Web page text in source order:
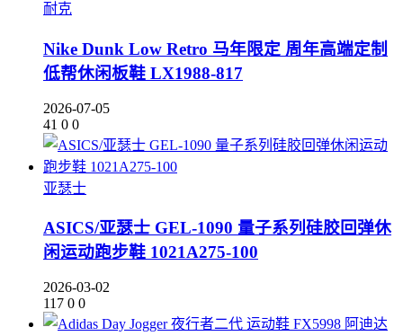
耐克
Nike Dunk Low Retro 马年限定 周年高端定制
低帮休闲板鞋 LX1988-817
2026-07-05
41 0 0
亚瑟士
ASICS/亚瑟士 GEL-1090 量子系列硅胶回弹休
闲运动跑步鞋 1021A275-100
2026-03-02
117 0 0
阿迪达